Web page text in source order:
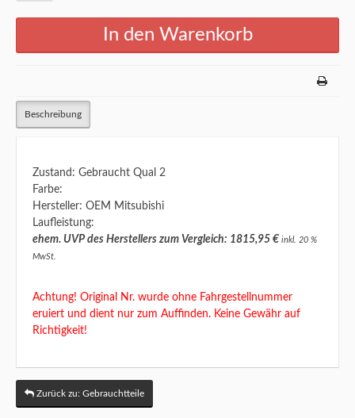
Beschreibung
Zustand: Gebraucht Qual 2
Farbe:
Hersteller: OEM Mitsubishi
Laufleistung:
ehem. UVP des Herstellers zum Vergleich: 1815,95 € inkl. 20 %
MwSt.
Achtung! Original Nr. wurde ohne Fahrgestellnummer
eruiert und dient nur zum Auffinden. Keine Gewähr auf
Richtigkeit!
Zurück zu: Gebrauchtteile